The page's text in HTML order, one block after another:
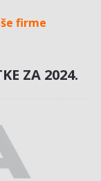
firme
ZA 2024.